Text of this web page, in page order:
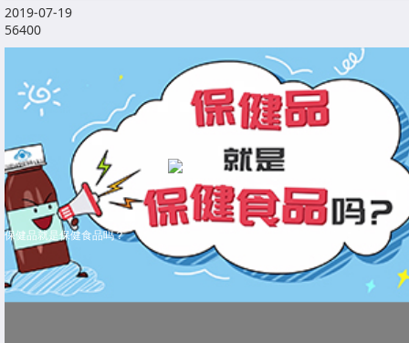
2019-07-19
56400
保健品就是保健食品吗？